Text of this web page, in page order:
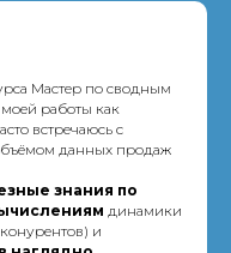
Мастер по сводным
работы как
встречаюсь с
данных продаж
знания по
динамики
и